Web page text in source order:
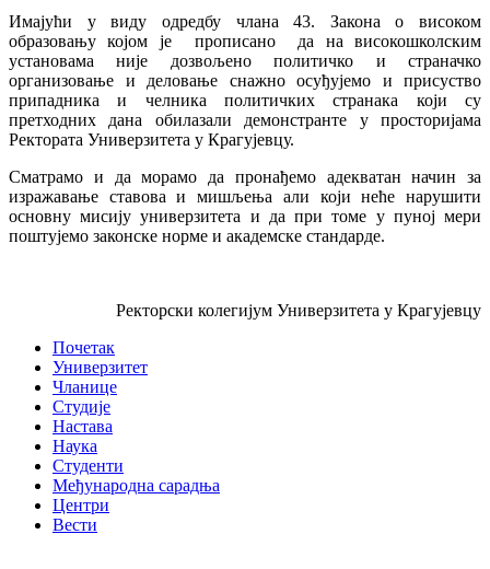
Имајући у виду одредбу члана 43. Закона о високом
образовању којом је прописано да на високошколским
установама није дозвољено политичко и страначко
организовање и деловање снажно осуђујемо и присуство
припадника и челника политичких странака који су
претходних дана обилазали демонстранте у просторијама
Ректората Универзитета у Крагујевцу.
Сматрамо и да морамо да пронађемо адекватан начин за
изражавање ставова и мишљења али који неће нарушити
основну мисију универзитета и да при томе у пуној мери
поштујемо законске норме и академске стандарде.
Ректорски колегијум Универзитета у Крагујевцу
Почетак
Универзитет
Чланице
Студије
Настава
Наука
Студенти
Међународна сарадња
Центри
Вести